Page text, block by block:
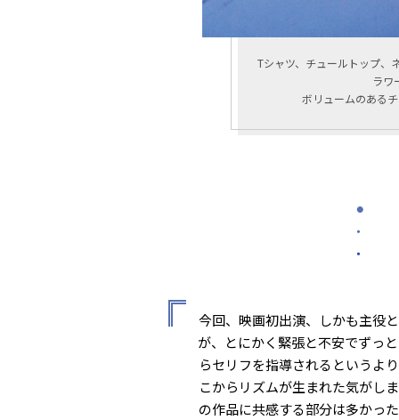
Tシャツ、チュールトップ、
ラワ
ボリュームのある
今回、映画初出演、しかも主役
が、とにかく緊張と不安でずっ
らセリフを指導されるというよ
こからリズムが生まれた気がし
の作品に共感する部分は多かっ